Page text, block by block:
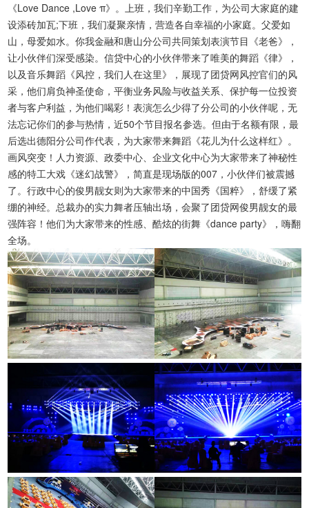
《Love Dance ,Love π》。上班，我们辛勤工作，为公司大家庭的建
设添砖加瓦;下班，我们凝聚亲情，营造各自幸福的小家庭。父爱如
山，母爱如水。你我金融和唐山分公司共同策划表演节目《老爸》，
让小伙伴们深受感染。信贷中心的小伙伴带来了唯美的舞蹈《律》，
以及音乐舞蹈《风控，我们人在这里》，展现了团贷网风控官们的风
采，他们肩负神圣使命，平衡业务风险与收益关系、保护每一位投资
者与客户利益，为他们喝彩！表演怎么少得了分公司的小伙伴呢，无
法忘记你们的参与热情，近50个节目报名参选。但由于名额有限，最
后选出德阳分公司作代表，为大家带来舞蹈《花儿为什么这样红》。
画风突变！人力资源、政委中心、企业文化中心为大家带来了神秘性
感的特工大戏《迷幻战警》，简直是现场版的007，小伙伴们被震撼
了。行政中心的俊男靓女则为大家带来的中国秀《国粹》，舒缓了紧
绷的神经。总裁办的实力舞者压轴出场，会聚了团贷网俊男靓女的最
强阵容！他们为大家带来的性感、酷炫的街舞《dance party》，嗨翻
全场。